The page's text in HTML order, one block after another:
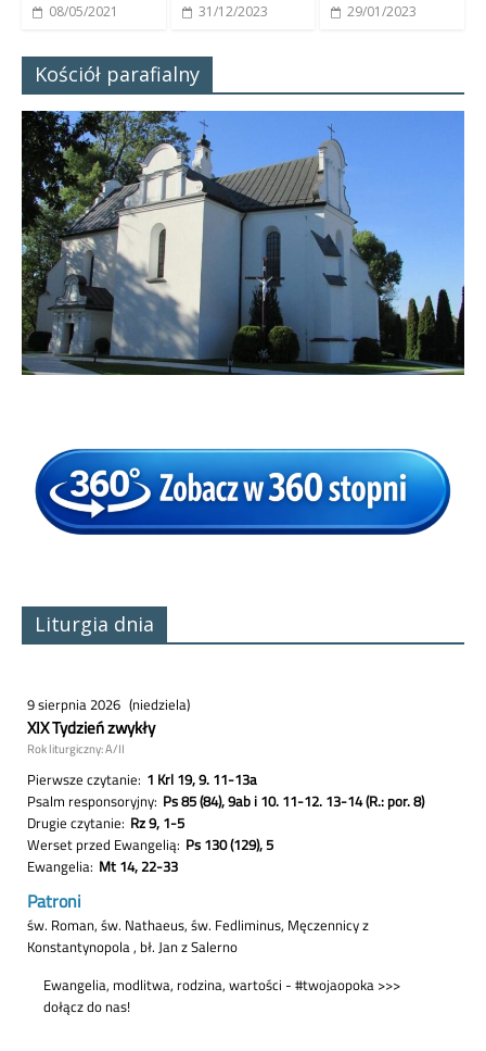
08/05/2021 31/12/2023 29/01/2023
Kościół parafialny
Liturgia dnia